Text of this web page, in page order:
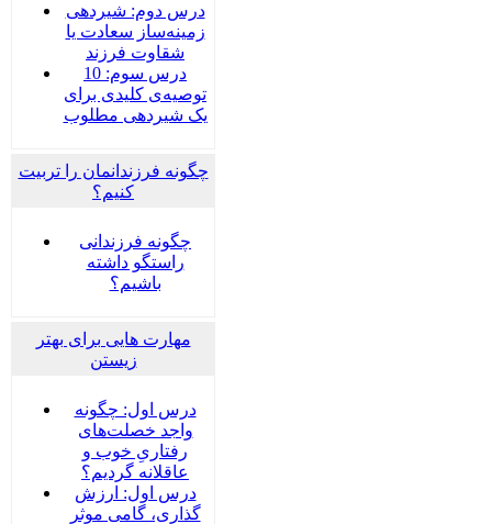
درس دوم: شیردهی
زمینه‌ساز سعادت یا
شقاوت فرزند
درس سوم: 10
توصیه‌ی کلیدی برای
یک شیردهی مطلوب
چگونه فرزندانمان را تربیت
کنیم؟
چگونه فرزندانی
راستگو داشته
باشیم؟
مهارت هایی برای بهتر
زیستن
درس اول: چگونه
واجد خصلت‌های
رفتاریِ خوب و
عاقلانه گردیم؟
درس اول: ارزش
گذاری، گامی موثر